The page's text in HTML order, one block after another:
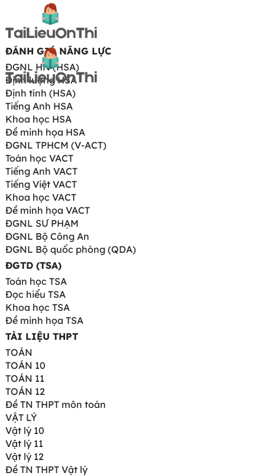
ĐÁNH GIÁ NĂNG LỰC
ĐGNL HN (HSA)
Định lượng HSA
Định tính (HSA)
Tiếng Anh HSA
Khoa học HSA
Đề minh họa HSA
ĐGNL TPHCM (V-ACT)
Toán học VACT
Tiếng Anh VACT
Tiếng Việt VACT
Khoa học VACT
Đề minh họa VACT
ĐGNL SƯ PHẠM
ĐGNL Bộ Công An
ĐGNL Bộ quốc phòng (QDA)
ĐGTD (TSA)
Toán học TSA
Đọc hiểu TSA
Khoa học TSA
Đề minh họa TSA
TÀI LIỆU THPT
TOÁN
TOÁN 10
TOÁN 11
TOÁN 12
Đề TN THPT môn toán
VẬT LÝ
Vật lý 10
Vật lý 11
Vật lý 12
Đề TN THPT Vật lý